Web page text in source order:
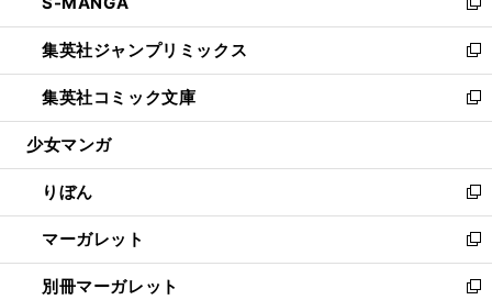
開
く
ド
ウ
で
開
く
ィ
ン
ド
ウ
で
開
い
ウ
ィ
ン
ド
ウ
開
く
新
し
い
ウ
ィ
ン
ウ
で
開
く
集英社ジャンプリミックス
新
し
い
ウ
ン
ド
ウ
で
開
く
集英社コミック文庫
新
し
ウ
ィ
ン
ド
ウ
で
少女マンガ
りぼん
新
し
い
ウ
ィ
マーガレット
新
し
い
別冊マーガレット 新